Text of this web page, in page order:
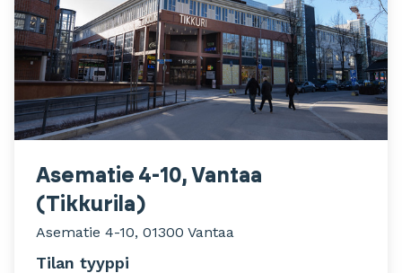
Asematie 4-10, Vantaa
(Tikkurila)
Asematie 4-10, 01300 Vantaa
Tilan tyyppi